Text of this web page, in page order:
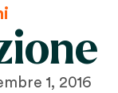
1, 2016